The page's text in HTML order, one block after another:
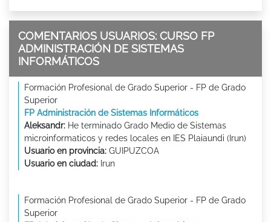
COMENTARIOS USUARIOS: CURSO FP
ADMINISTRACIÓN DE SISTEMAS
INFORMÁTICOS
Formación Profesional de Grado Superior - FP de Grado
Superior
FP Administración de Sistemas Informáticos
Aleksandr: He terminado Grado Medio de Sistemas
microinformaticos y redes locales en IES Plaiaundi (Irun)
Usuario en provincia: GUIPUZCOA
Usuario en ciudad: Irun
Formación Profesional de Grado Superior - FP de Grado
Superior